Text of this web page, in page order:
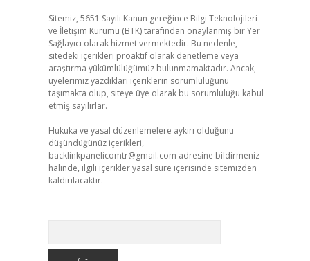
Sitemiz, 5651 Sayılı Kanun gereğince Bilgi Teknolojileri
ve İletişim Kurumu (BTK) tarafından onaylanmış bir Yer
Sağlayıcı olarak hizmet vermektedir. Bu nedenle,
sitedeki içerikleri proaktif olarak denetleme veya
araştırma yükümlülüğümüz bulunmamaktadır. Ancak,
üyelerimiz yazdıkları içeriklerin sorumluluğunu
taşımakta olup, siteye üye olarak bu sorumluluğu kabul
etmiş sayılırlar.
Hukuka ve yasal düzenlemelere aykırı olduğunu
düşündüğünüz içerikleri,
backlinkpanelicomtr@gmail.com adresine bildirmeniz
halinde, ilgili içerikler yasal süre içerisinde sitemizden
kaldırılacaktır.